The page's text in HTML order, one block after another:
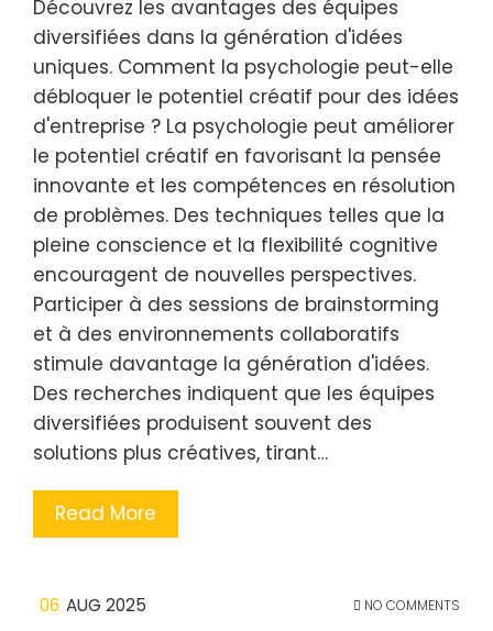
Découvrez les avantages des équipes
diversifiées dans la génération d'idées
uniques. Comment la psychologie peut-elle
débloquer le potentiel créatif pour des idées
d'entreprise ? La psychologie peut améliorer
le potentiel créatif en favorisant la pensée
innovante et les compétences en résolution
de problèmes. Des techniques telles que la
pleine conscience et la flexibilité cognitive
encouragent de nouvelles perspectives.
Participer à des sessions de brainstorming
et à des environnements collaboratifs
stimule davantage la génération d'idées.
Des recherches indiquent que les équipes
diversifiées produisent souvent des
solutions plus créatives, tirant…
Read More
06 AUG 2025 NO COMMENTS